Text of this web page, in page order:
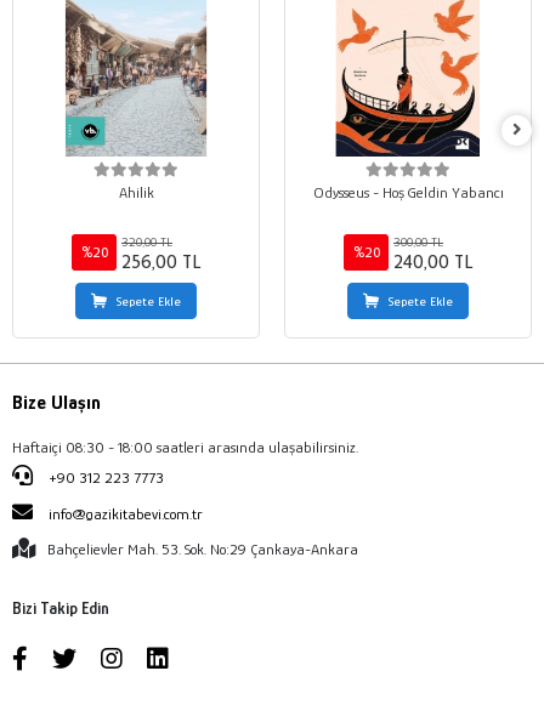
Ahilik
%20
320,00 TL
256,00 TL
Sepete Ekle
Odysseus - Hoş Geldin Yabancı
%20
300,00 TL
240,00 TL
Sepete Ekle
Bize Ulaşın
Haftaiçi 08:30 - 18:00 saatleri arasında ulaşabilirsiniz.
+90 312 223 7773
info@gazikitabevi.com.tr
Bahçelievler Mah. 53. Sok. No:29 Çankaya-Ankara
Bizi Takip Edin